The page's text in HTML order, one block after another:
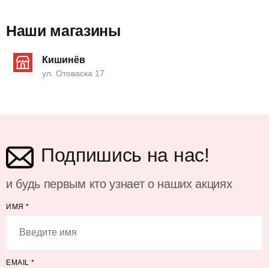
Наши магазины
Кишинёв
ул. Отоваска 17
Подпишись на нас!
и будь первым кто узнает о наших акциях
ИМЯ *
EMAIL *